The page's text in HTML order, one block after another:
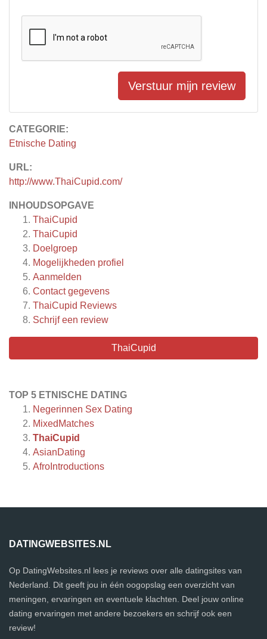
CATEGORIE:
Etnische Dating
URL:
http://www.ThaiCupid.com/
INHOUDSOPGAVE
ThaiCupid
ThaiCupid
Doelgroep
Mogelijkheden profiel
Aanmelden
Contact gegevens
ThaiCupid Reviews
Schrijf een review
ThaiCupid
TOP 5 ETNISCHE DATING
Negerinnen Sex Dating
MixedMatches
ThaiCupid
AsianDating
AfroIntroductions
Verstuur mijn review
DATINGWEBSITES.NL
Op DatingWebsites.nl lees je reviews over alle datingsites van
Nederland. Dit geeft jou in één oogopslag een overzicht van
meningen, ervaringen en eventuele klachten. Deel jouw online
dating ervaringen met andere bezoekers en schrijf ook een
review!